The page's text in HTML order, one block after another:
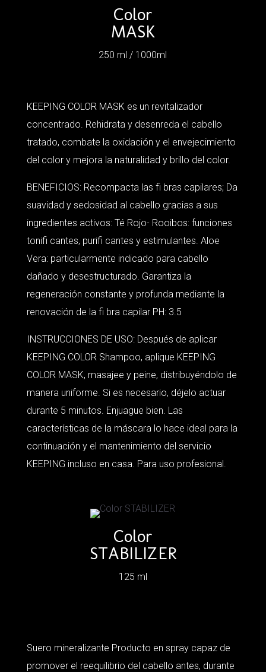
Color
MASK
250 ml / 1000ml
KEEPING COLOR MASK es un revitalizador
concentrado. Rehidrata y desenreda el cabello
tratado, combate la oxidación y el envejecimiento
del color y mejora la naturalidad y brillo del color.
BENEFICIOS: Recompacta las fi bras capilares; Da
suavidad y sedosidad al cabello gracias a sus
ingredientes activos: Té Rojo- Rooibos: funciones
tonifi cantes, purifi cantes y estimulantes. Aloe
Vera: particularmente indicado para cabello
dañado y desestructurado. Garantiza la
regeneración constante y profunda mediante la
renovación de la fi bra capilar PH: 3.5
INSTRUCCIONES DE USO: Después de aplicar
KEEPING COLOR Shampoo, aplique KEEPING
COLOR MASK, masajee y peine, distribuyéndolo de
manera uniforme. Si es necesario, déjelo actuar
durante 5 minutos. Enjuague bien. Las
características de la máscara lo hace ideal para la
continuación y el mantenimiento del servicio
KEEPING incluso en casa. Para uso profesional.
Color
STABILIZER
125 ml
Suero mineralizante Producto en spray capaz de
promover el reequilibrio del cabello antes, durante